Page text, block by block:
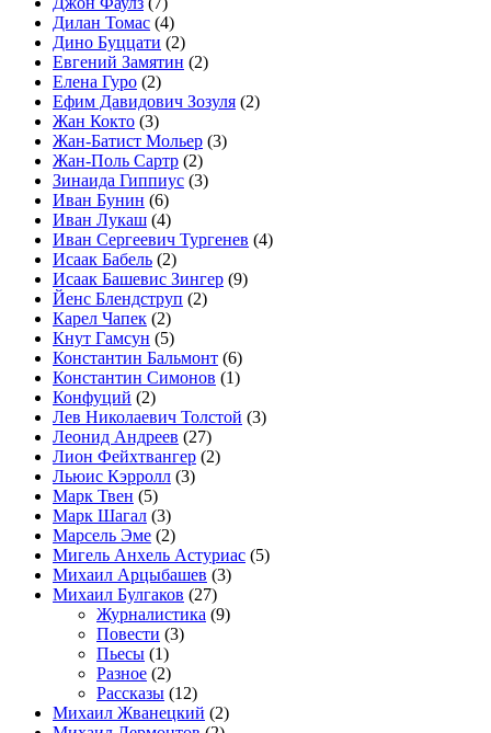
Дилан Томас (4)
Дино Буццати (2)
Евгений Замятин (2)
Елена Гуро (2)
Ефим Давидович Зозуля (2)
Жан Кокто (3)
Жан-Батист Мольер (3)
Жан-Поль Сартр (2)
Зинаида Гиппиус (3)
Иван Бунин (6)
Иван Лукаш (4)
Иван Сергеевич Тургенев (4)
Исаак Бабель (2)
Исаак Башевис Зингер (9)
Йенс Блендструп (2)
Карел Чапек (2)
Кнут Гамсун (5)
Константин Бальмонт (6)
Константин Симонов (1)
Конфуций (2)
Лев Николаевич Толстой (3)
Леонид Андреев (27)
Лион Фейхтвангер (2)
Льюис Кэрролл (3)
Марк Твен (5)
Марк Шагал (3)
Марсель Эме (2)
Мигель Анхель Астуриас (5)
Михаил Арцыбашев (3)
Михаил Булгаков (27)
Журналистика (9)
Повести (3)
Пьесы (1)
Разное (2)
Рассказы (12)
Михаил Жванецкий (2)